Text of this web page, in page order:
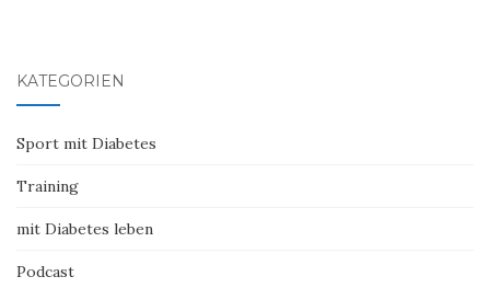
KATEGORIEN
Sport mit Diabetes
Training
mit Diabetes leben
Podcast